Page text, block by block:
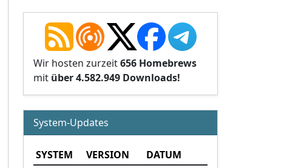
Wir hosten zurzeit656 Homebrews
mit über 4.582.949 Downloads!
System-Updates
SYSTEM VERSION
DATUM